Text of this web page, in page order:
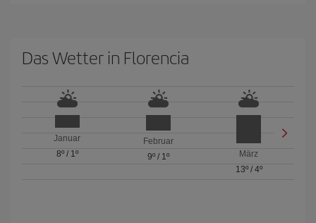
Das Wetter in Florencia
Januar
8º/ 1º
Februar
9º/ 1º
März
13º/ 4º